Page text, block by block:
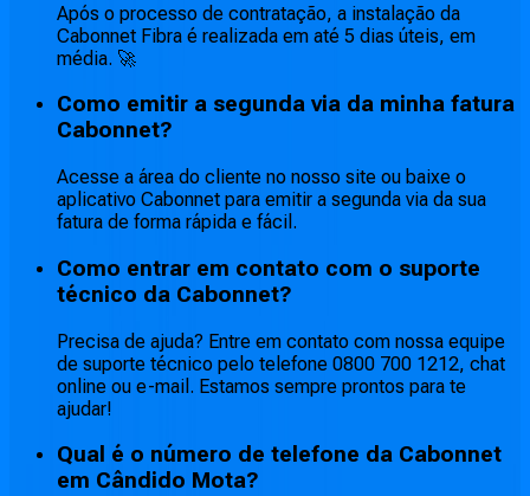
Após o processo de contratação, a instalação da
Cabonnet Fibra é realizada em até 5 dias úteis, em
média. 🚀
Como emitir a segunda via da minha fatura
Cabonnet?
Acesse a área do cliente no nosso site ou baixe o
aplicativo Cabonnet para emitir a segunda via da sua
fatura de forma rápida e fácil.
Como entrar em contato com o suporte
técnico da Cabonnet?
Precisa de ajuda? Entre em contato com nossa equipe
de suporte técnico pelo telefone 0800 700 1212, chat
online ou e-mail. Estamos sempre prontos para te
ajudar!
Qual é o número de telefone da Cabonnet
em Cândido Mota?